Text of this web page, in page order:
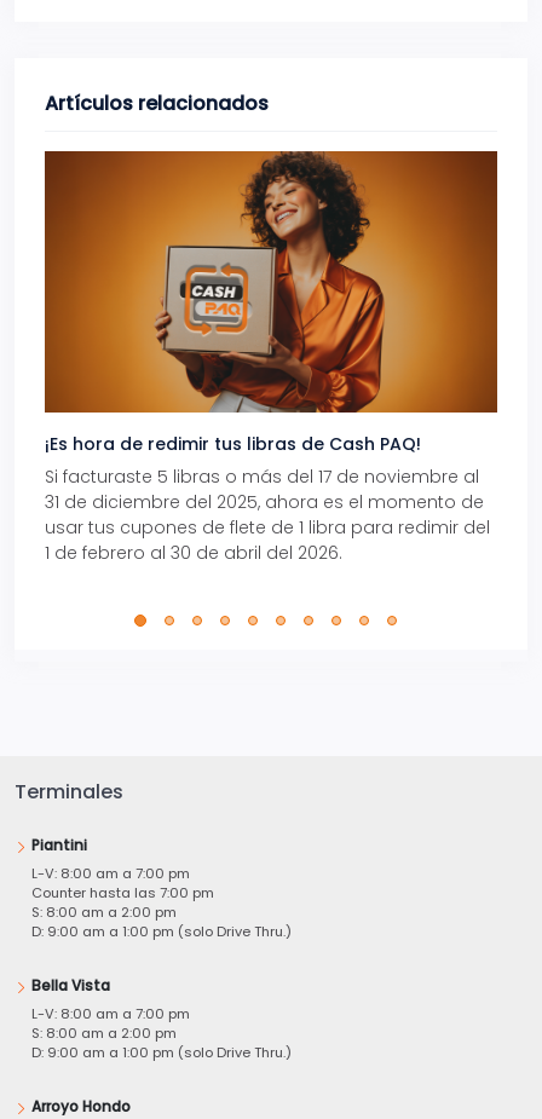
Artículos relacionados
¡Es hora de redimir tus libras de Cash PAQ!
Si facturaste 5 libras o más del 17 de noviembre al
31 de diciembre del 2025, ahora es el momento de
usar tus cupones de flete de 1 libra para redimir del
1 de febrero al 30 de abril del 2026.
Terminales
Piantini
L-V: 8:00 am a 7:00 pm
Counter hasta las 7:00 pm
S: 8:00 am a 2:00 pm
D: 9:00 am a 1:00 pm (solo Drive Thru.)
Bella Vista
L-V: 8:00 am a 7:00 pm
S: 8:00 am a 2:00 pm
D: 9:00 am a 1:00 pm (solo Drive Thru.)
Arroyo Hondo